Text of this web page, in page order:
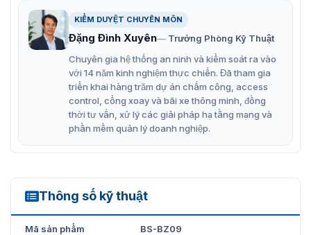
Khả năng tích hợp với các hệ thống kiểm soát
ninh khác như RFID, sinh trắc học và Bluetooth.
Thiết kế bền bỉ và chắc chắn
cấp như nhôm chịu lực và thép không gỉ.
Thiết kế hiện đại: Kiểu dáng trang nhã, phù hợp với
nhiều không gian kiến trúc khác nhau.
Vietnamsmart là đơn vị phân phối chính thức cổng
phân làn Bisen BS-BZ09 tại Việt Nam. Chúng tôi cam kết
tư vấn, lắp đặt và bảo trì chuyên nghiệp. Hãy nhanh tay
cổng phân làn thông minh, hiện đại nhất!
KIỂM DUYỆT CHUYÊN MÔN
Đặng Đình Xuyên
Trưởng Phòng Kỹ Thuật
Chuyên gia hệ thống an ninh và kiểm soát ra vào
với 14 năm kinh nghiệm thực chiến. Đã tham gia
triển khai hàng trăm dự án chấm công, access
control, cổng xoay và bãi xe thông minh, đồng
thời tư vấn, xử lý các giải pháp hạ tầng mạng và
phần mềm quản lý doanh nghiệp.
Thông số kỹ thuật
BS-BZ09
Mã sản phẩm BS-BZ09